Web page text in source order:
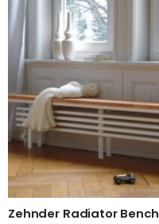
Zehnder Radiator Bench